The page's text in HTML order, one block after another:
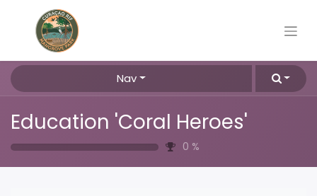
Nav
Education 'Coral Heroes'
0 %